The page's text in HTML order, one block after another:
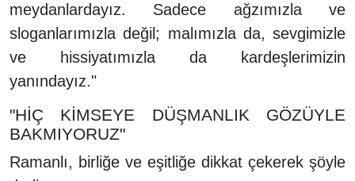
meydanlardayız. Sadece ağzımızla ve
sloganlarımızla değil; malımızla da, sevgimizle
ve hissiyatımızla da kardeşlerimizin
yanındayız."
"HİÇ KİMSEYE DÜŞMANLIK GÖZÜYLE
BAKMIYORUZ"
Ramanlı, birliğe ve eşitliğe dikkat çekerek şöyle